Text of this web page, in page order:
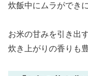
炊飯中にムラができ
お米の甘みを引き出
炊き上がりの香りも